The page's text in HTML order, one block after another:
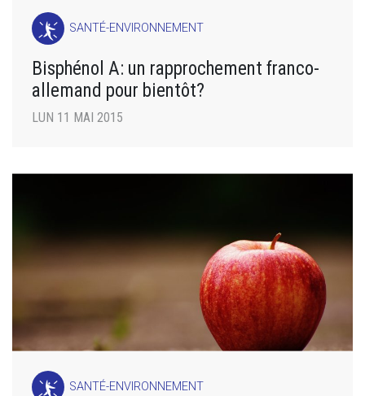
SANTÉ-ENVIRONNEMENT
Bisphénol A: un rapprochement franco-
allemand pour bientôt?
LUN 11 MAI 2015
SANTÉ-ENVIRONNEMENT